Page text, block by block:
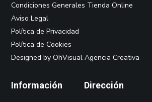
Condiciones Generales Tienda Online
Aviso Legal
Política de Privacidad
Política de Cookies
Designed by OhVisual Agencia Creativa
Información Dirección